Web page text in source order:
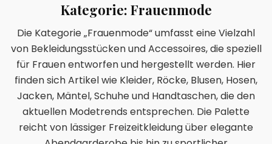
Kategorie: Frauenmode
Die Kategorie „Frauenmode“ umfasst eine Vielzahl
von Bekleidungsstücken und Accessoires, die speziell
für Frauen entworfen und hergestellt werden. Hier
finden sich Artikel wie Kleider, Röcke, Blusen, Hosen,
Jacken, Mäntel, Schuhe und Handtaschen, die den
aktuellen Modetrends entsprechen. Die Palette
reicht von lässiger Freizeitkleidung über elegante